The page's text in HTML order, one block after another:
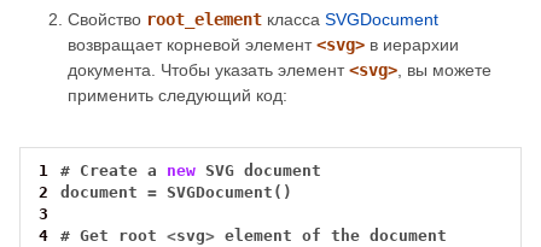
Свойство root_element класса SVGDocument
возвращает корневой элемент<svg> в иерархии
документа. Чтобы указать элемент<svg> , вы можете
применить следующий код:
1 # Create a new SVG document
2
document = SVGDocument()
3
4
# Get root <svg> element of the document